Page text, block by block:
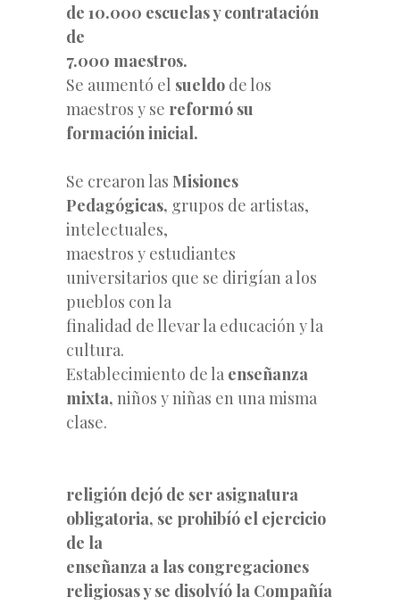
de 10.000 escuelas y contratación
de
7.000 maestros.
Se aumentó el sueldo de los
maestros y se reformó su
formación inicial.
Se crearon las Misiones
Pedagógicas, grupos de artistas,
intelectuales,
maestros y estudiantes
universitarios que se dirigían a los
pueblos con la
finalidad de llevar la educación y la
cultura.
Establecimiento de la enseñanza
mixta, niños y niñas en una misma
clase.
religión dejó de ser asignatura
obligatoria, se prohibíó el ejercicio
de la
enseñanza a las congregaciones
religiosas y se disolvíó la Compañía